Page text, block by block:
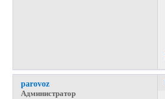
parovoz
Администратор